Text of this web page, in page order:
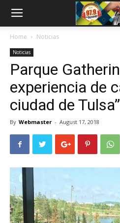
Home Noticias
Noticias
Parque
experiencia de
ciudad de Tulsa”
By Webmaster - August 17, 2018